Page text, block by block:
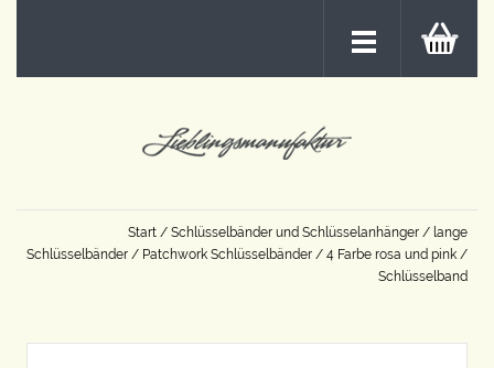
Start / Schlüsselbänder und Schlüsselanhänger / lange
Schlüsselbänder / Patchwork Schlüsselbänder / 4 Farbe rosa und pink /
Schlüsselband